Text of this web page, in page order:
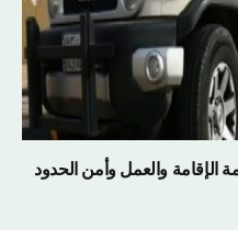
لأنظمة الإقامة والعمل وأمن الحدود